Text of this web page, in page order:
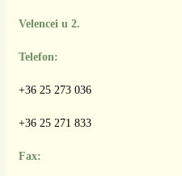
Velencei u 2.
Telefon:
+36 25 273 036
+36 25 271 833
Fax: